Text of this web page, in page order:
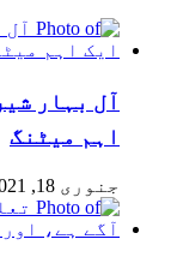
آل بہار
اہم میٹنگ
جنوری 18, 2021